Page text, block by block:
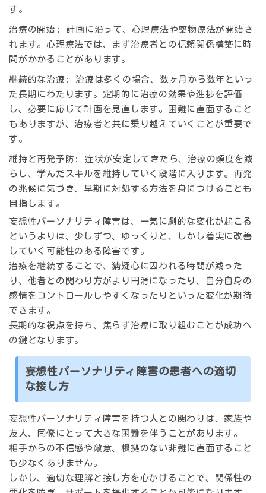
す。
治療の開始: 計画に沿って、心理療法や薬物療法が開始さ
れます。心理療法では、まず治療者との信頼関係構築に時
間がかかることがあります。
継続的な治療: 治療は多くの場合、数ヶ月から数年といっ
た長期にわたります。定期的に治療の効果や進捗を評価
し、必要に応じて計画を見直します。困難に直面すること
もありますが、治療者と共に乗り越えていくことが重要で
す。
維持と再発予防: 症状が安定してきたら、治療の頻度を減
らし、学んだスキルを維持していく段階に入ります。再発
の兆候に気づき、早期に対処する方法を身につけることも
目指します。
妄想性パーソナリティ障害は、一気に劇的な変化が起こる
というよりは、少しずつ、ゆっくりと、しかし着実に改善
していく 可能性のある障害です。
治療を継続することで、猜疑心に囚われる時間が減った
り、他者との関わり方がより円滑になったり、自分自身の
感情をコントロールしやすくなったりといった変化が期待
できます。
長期的な視点を持ち、焦らず治療に取り組むことが成功へ
の鍵となります。
妄想性パーソナリティ障害の患者への適切
な接し方
妄想性パーソナリティ障害を持つ人との関わりは、家族や
友人、同僚にとって大きな困難を伴うことがあります。
相手からの不信感や敵意、根拠のない非難に直面すること
も少なくありません。
しかし、適切な理解と接し方を心がけることで、関係性の